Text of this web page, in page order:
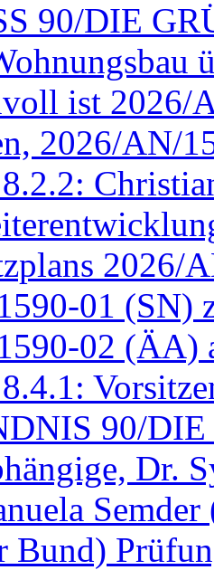
90/DIE
ist 2026/
2026/AN/
2026/
01 (SN)
02 (ÄA)
90/
Dr.
Bund)